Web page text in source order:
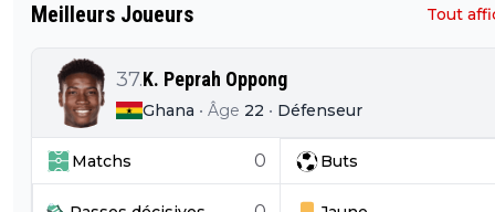
Meilleurs Joueurs Tout
37.K. Peprah Oppong
Ghana • Âge 22 • Défenseur
Matchs 0 Buts